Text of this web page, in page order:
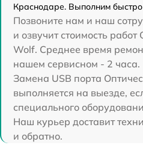
Краснодаре. Выполним быстро
Позвоните нам и наш
и озвучит стоимость
Wolf. Среднее время
нашем сервисном - 2 часа.
Замена USB порта
выполняется на выезде,
специального
Наш курьер доставит
и обратно.